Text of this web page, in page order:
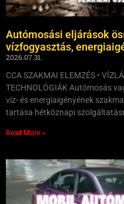
Autómosási eljárások
vízfogyasztás,
2026.07.31.
CCA SZAKMAI ELEMZÉS •
TECHNOLÓGIÁK Autómosás
víz- és energiaigényének
tartása hétköznapi
Read More »